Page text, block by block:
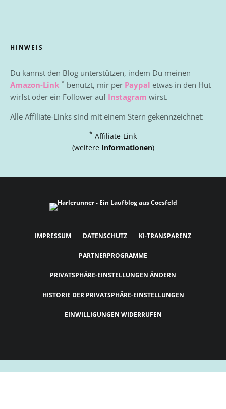
HINWEIS
Du kannst den Blog unterstützen, indem Du meinen
Amazon-Link * benutzt, mir per Paypal etwas in den Hut
wirfst oder ein Follower auf Instagram wirst.
Alle Affiliate-Links sind mit einem Stern gekennzeichnet:
* Affiliate-Link
(weitere Informationen)
IMPRESSUM DATENSCHUTZ KI-TRANSPARENZ
PARTNERPROGRAMME
PRIVATSPHÄRE-EINSTELLUNGEN ÄNDERN
HISTORIE DER PRIVATSPHÄRE-EINSTELLUNGEN
EINWILLIGUNGEN WIDERRUFEN